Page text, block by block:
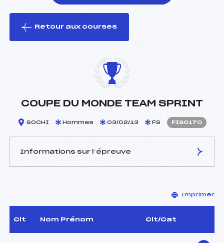
le ski
Retour aux courses
COUPE DU MONDE TEAM SPRINT
SOCHI Hommes 03/02/13 FS FIS0170
Informations sur l’épreuve
–
D.T Adjoint :
–
Dir. Epreuve :
Imprimer
Clt Nom Prénom Clt/Cat